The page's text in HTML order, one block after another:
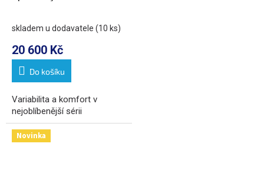
varianta, rohový vstup
skladem u dodavatele (10 ks)
20 600 Kč
Do košíku
Variabilita a komfort v
nejoblíbenější sérii
Novinka